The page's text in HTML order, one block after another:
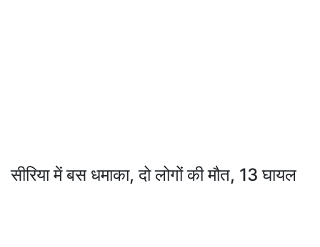
सीरिया में बस धमाका, दो लोगों की मौत, 13 घायल